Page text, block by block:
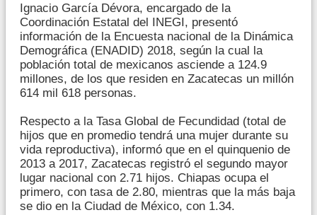
Ignacio García Dévora, encargado de la
Coordinación Estatal del INEGI, presentó
información de la Encuesta nacional de la Dinámica
Demográfica (ENADID) 2018, según la cual la
población total de mexicanos asciende a 124.9
millones, de los que residen en Zacatecas un millón
614 mil 618 personas.
Respecto a la Tasa Global de Fecundidad (total de
hijos que en promedio tendrá una mujer durante su
vida reproductiva), informó que en el quinquenio de
2013 a 2017, Zacatecas registró el segundo mayor
lugar nacional con 2.71 hijos. Chiapas ocupa el
primero, con tasa de 2.80, mientras que la más baja
se dio en la Ciudad de México, con 1.34.